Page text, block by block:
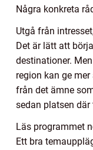
Några konkreta
Utgå från
Det är lätt att
destinationer.
region kan ge
från det ämne
sedan platsen
Läs programmet
Ett bra